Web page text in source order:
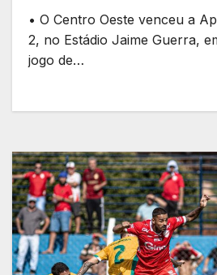
• O Centro Oeste venceu a
2, no Estádio Jaime Guerra,
jogo de…